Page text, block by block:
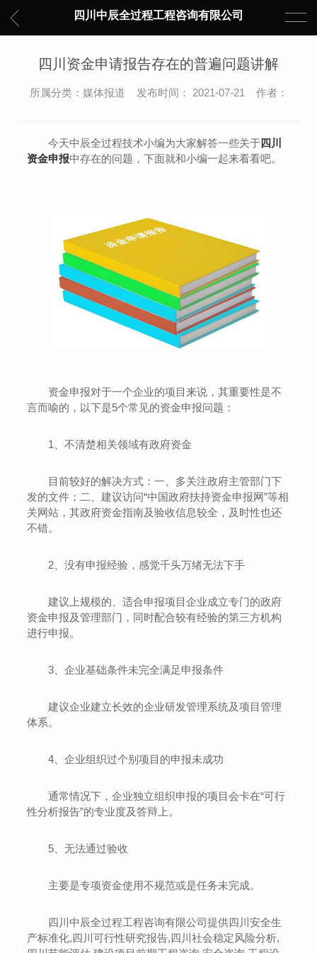
四川中辰全过程工程咨询有限公司
四川资金申请报告存在的普遍问题讲解
所属分类：媒体报道 发布时间： 2021-07-21 作者：
今天中辰全过程技术小编为大家解答一些关于四川
资金申报中存在的问题，下面就和小编一起来看看吧。
资金申报对于一个企业的项目来说，其重要性是不
言而喻的，以下是5个常见的资金申报问题：
1、不清楚相关领域有政府资金
目前较好的解决方式：一、多关注政府主管部门下
发的文件；二、建议访问“中国政府扶持资金申报网”等相
关网站，其政府资金指南及验收信息较全，及时性也还
不错。
2、没有申报经验，感觉千头万绪无法下手
建议上规模的、适合申报项目企业成立专门的政府
资金申报及管理部门，同时配合较有经验的第三方机构
进行申报。
3、企业基础条件未完全满足申报条件
建议企业建立长效的企业研发管理系统及项目管理
体系。
4、企业组织过个别项目的申报未成功
通常情况下，企业独立组织申报的项目会卡在“可行
性分析报告”的专业度及答辩上。
5、无法通过验收
主要是专项资金使用不规范或是任务未完成。
四川中辰全过程工程咨询有限公司提供四川安全生
产标准化,四川可行性研究报告,四川社会稳定风险分析,